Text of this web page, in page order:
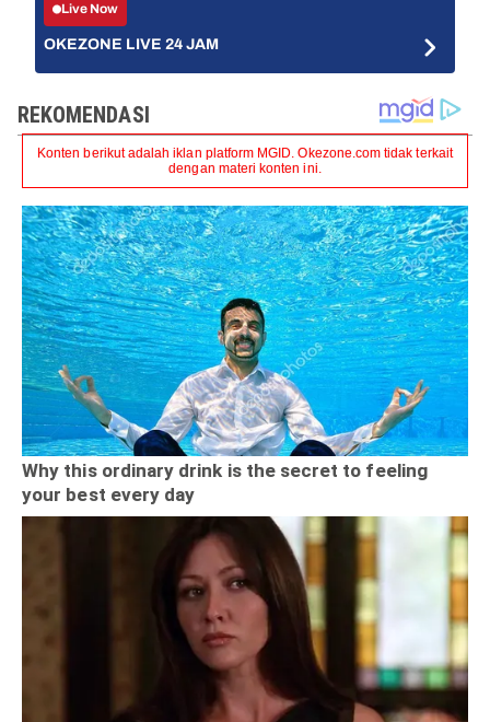
Live Now
OKEZONE LIVE 24 JAM